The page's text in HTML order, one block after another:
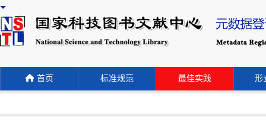
首页 标准规范 最佳实践 形